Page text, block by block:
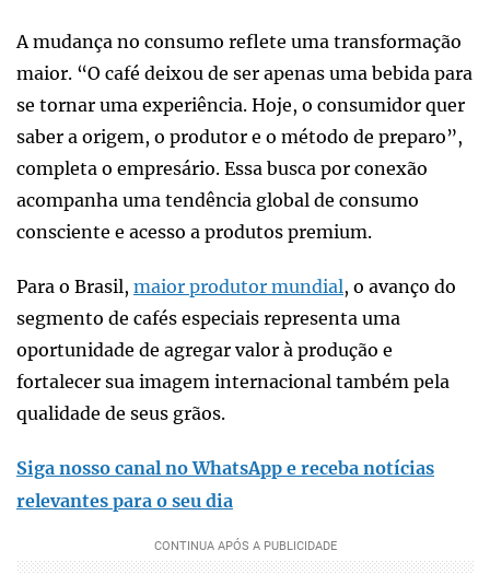
A mudança no consumo reflete uma transformação
maior. “O café deixou de ser apenas uma bebida para
se tornar uma experiência. Hoje, o consumidor quer
saber a origem, o produtor e o método de preparo”,
completa o empresário. Essa busca por conexão
acompanha uma tendência global de consumo
consciente e acesso a produtos premium.
Para o Brasil, maior produtor mundial, o avanço do
segmento de cafés especiais representa uma
oportunidade de agregar valor à produção e
fortalecer sua imagem internacional também pela
qualidade de seus grãos.
Siga nosso canal no WhatsApp e receba notícias
relevantes para o seu dia